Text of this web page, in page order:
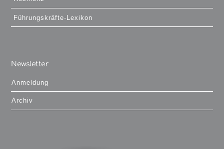
Führungskräfte-Lexikon
Newsletter
Anmeldung
Archiv